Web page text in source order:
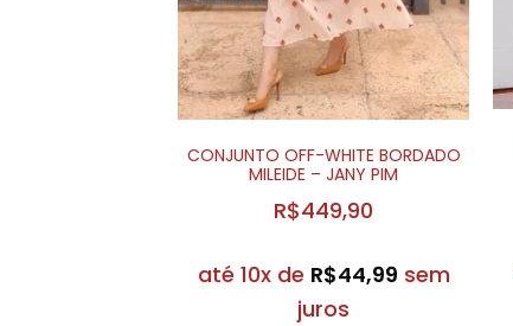
CONJUNTO OFF-WHITE BORDADO
MILEIDE – JANY PIM
R$449,90
até 10x de R$44,99 sem
juros